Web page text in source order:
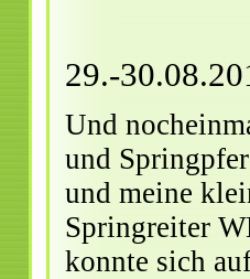
29.-
Und
und
und meine
Springreiter
konnte sich